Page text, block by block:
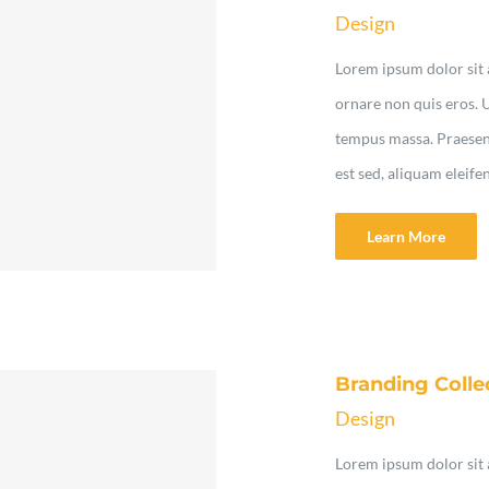
Design
Lorem ipsum dolor sit
ornare non quis eros.
tempus massa.
est sed, aliquam
Learn More
Branding
Design
Lorem ipsum dolor sit